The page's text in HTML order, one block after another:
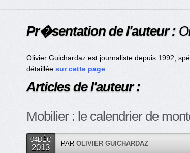
Pr�sentation de l'auteur :
Olivier Guichardaz est journaliste depuis 1992,
détaillée sur cette page.
Articles de l'auteur :
Mobilier : le calendrier de
04DÉC
2013 PAR OLIVIER GUICHARDAZ